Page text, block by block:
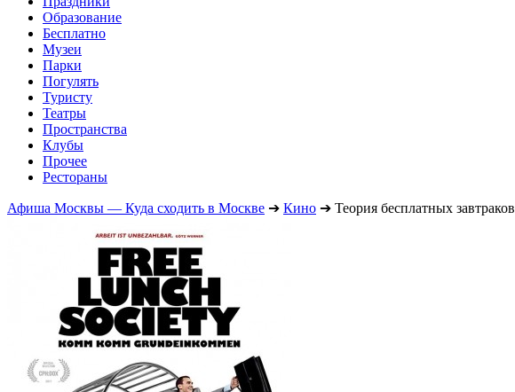
Образование
Бесплатно
Музеи
Парки
Погулять
Туристу
Театры
Пространства
Клубы
Прочее
Рестораны
Афиша Москвы — Куда сходить в Москве ➔ Кино ➔ Теория бесплатных завтраков